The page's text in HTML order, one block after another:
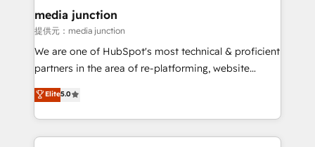
Mexico, USA, and Portugal—we've executed over a
hundred successful operations. Our approach,
rooted in RevOps principles, integrates analysis,
training, planning, and qualification. Leveraging
inbound marketing tactics, we focus on
understanding, nurturing, and converting leads.
media junction
提供元：media junction
We are one of HubSpot's most technical & proficient
partners in the area of re-platforming, website
design & development. We specialize in multi-hub
implementations for mid-market & enterprise
companies. We are woman-owned, powered by
coffee, and we ❤️ dogs. We produce award-winning
Elite5.0